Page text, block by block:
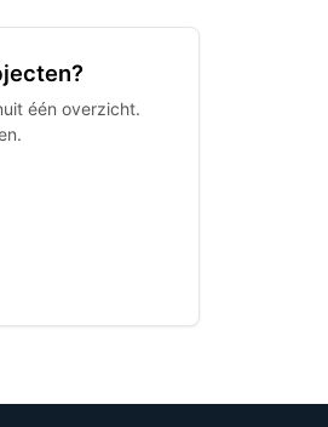
één overzicht.